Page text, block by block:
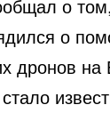
о
о
дронов